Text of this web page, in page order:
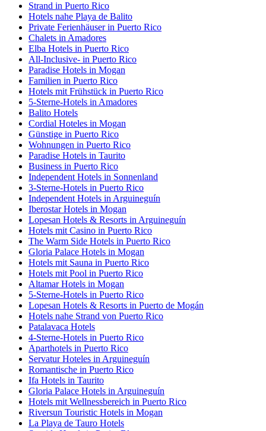
Strand in Puerto Rico
Hotels nahe Playa de Balito
Private Ferienhäuser in Puerto Rico
Chalets in Amadores
Elba Hotels in Puerto Rico
All-Inclusive- in Puerto Rico
Paradise Hotels in Mogan
Familien in Puerto Rico
Hotels mit Frühstück in Puerto Rico
5-Sterne-Hotels in Amadores
Balito Hotels
Cordial Hoteles in Mogan
Günstige in Puerto Rico
Wohnungen in Puerto Rico
Paradise Hotels in Taurito
Business in Puerto Rico
Independent Hotels in Sonnenland
3-Sterne-Hotels in Puerto Rico
Independent Hotels in Arguineguín
Iberostar Hotels in Mogan
Lopesan Hotels & Resorts in Arguineguín
Hotels mit Casino in Puerto Rico
The Warm Side Hotels in Puerto Rico
Gloria Palace Hotels in Mogan
Hotels mit Sauna in Puerto Rico
Hotels mit Pool in Puerto Rico
Altamar Hotels in Mogan
5-Sterne-Hotels in Puerto Rico
Lopesan Hotels & Resorts in Puerto de Mogán
Hotels nahe Strand von Puerto Rico
Patalavaca Hotels
4-Sterne-Hotels in Puerto Rico
Aparthotels in Puerto Rico
Servatur Hoteles in Arguineguín
Romantische in Puerto Rico
Ifa Hotels in Taurito
Gloria Palace Hotels in Arguineguín
Hotels mit Wellnessbereich in Puerto Rico
Riversun Touristic Hotels in Mogan
La Playa de Tauro Hotels